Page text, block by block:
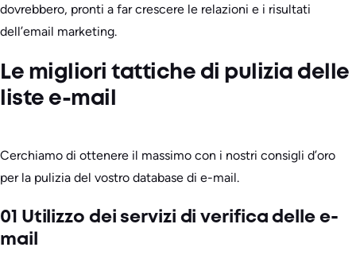
dovrebbero, pronti a far crescere le relazioni e i risultati
dell’email marketing.
Le migliori tattiche di pulizia delle
liste e-mail
Cerchiamo di ottenere il massimo con i nostri consigli d’oro
per la pulizia del vostro database di e-mail.
01 Utilizzo dei servizi di verifica delle e-
mail